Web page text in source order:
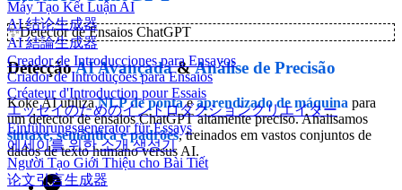
Máy Tạo Kết Luận AI
AI 结论生成器
AI 結論生成器
Creador de Introducciones para Ensayos
Criador de Introduções para Ensaios
Créateur d'Introduction pour Essais
エッセイのためのイントロダクションクリエイター
Einführungsgenerator für Essays
에세이를 위한 소개 생성기
Người Tạo Giới Thiệu cho Bài Tiết
论文引言生成器
✨Detector de Ensaios ChatGPT
DetecçãoAI Avançada&Análise de Precisão
Koke AI utilizaNLP de pontaeaprendizado de máquina para
um detector de ensaios ChatGPT altamente preciso. Analisamos
sintaxe, semântica e padrões, treinados em vastos conjuntos de
dados de texto humano versus AI.